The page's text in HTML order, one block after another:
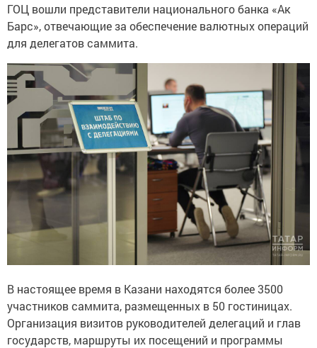
ГОЦ вошли представители национального банка «Ак
Барс», отвечающие за обеспечение валютных операций
для делегатов саммита.
В настоящее время в Казани находятся более 3500
участников саммита, размещенных в 50 гостиницах.
Организация визитов руководителей делегаций и глав
государств, маршруты их посещений и программы